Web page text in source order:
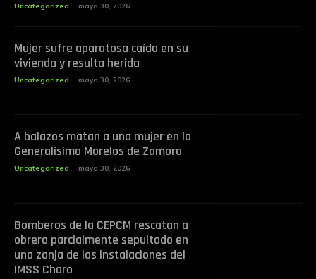
Uncategorized mayo 30, 2026
Mujer sufre aparatosa caída en su
vivienda y resulta herida
Uncategorized mayo 30, 2026
A balazos matan a una mujer en la
Generalísimo Morelos de Zamora
Uncategorized mayo 30, 2026
Bomberos de la CEPCM rescatan a
obrero parcialmente sepultado en
una zanja de las instalaciones del
IMSS Charo